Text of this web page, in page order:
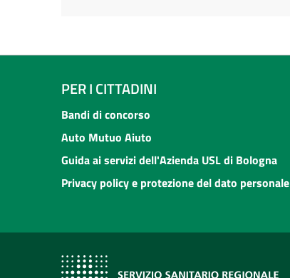
PER I CITTADINI
Bandi di concorso
Auto Mutuo Aiuto
Guida ai servizi dell'Azienda USL di Bologna
Privacy policy e protezione del dato personale